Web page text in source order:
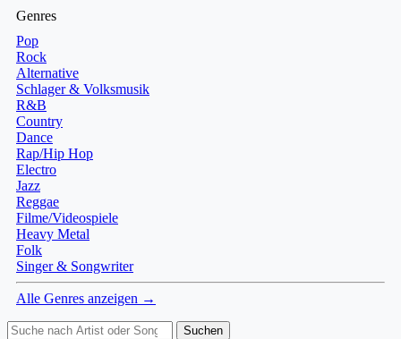
Genres
Pop
Rock
Alternative
Schlager & Volksmusik
R&B
Country
Dance
Rap/Hip Hop
Electro
Jazz
Reggae
Filme/Videospiele
Heavy Metal
Folk
Singer & Songwriter
Alle Genres anzeigen →
Suchen